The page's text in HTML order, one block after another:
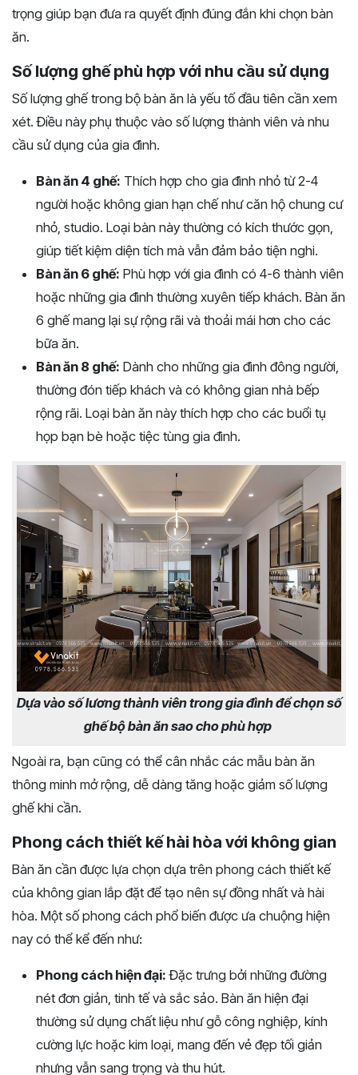
trọng giúp bạn đưa ra quyết định đúng đắn khi chọn bàn
ăn.
Số lượng ghế phù hợp với nhu cầu sử dụng
Số lượng ghế trong bộ bàn ăn là yếu tố đầu tiên cần xem
xét. Điều này phụ thuộc vào số lượng thành viên và nhu
cầu sử dụng của gia đình.
Bàn ăn 4 ghế: Thích hợp cho gia đình nhỏ từ 2-4
người hoặc không gian hạn chế như căn hộ chung cư
nhỏ, studio. Loại bàn này thường có kích thước gọn,
giúp tiết kiệm diện tích mà vẫn đảm bảo tiện nghi.
Bàn ăn 6 ghế: Phù hợp với gia đình có 4-6 thành viên
hoặc những gia đình thường xuyên tiếp khách. Bàn ăn
6 ghế mang lại sự rộng rãi và thoải mái hơn cho các
bữa ăn.
Bàn ăn 8 ghế: Dành cho những gia đình đông người,
thường đón tiếp khách và có không gian nhà bếp
rộng rãi. Loại bàn ăn này thích hợp cho các buổi tụ
họp bạn bè hoặc tiệc tùng gia đình.
Dựa vào số lương thành viên trong gia đình để chọn số
ghế bộ bàn ăn sao cho phù hợp
Ngoài ra, bạn cũng có thể cân nhắc các mẫu bàn ăn
thông minh mở rộng, dễ dàng tăng hoặc giảm số lượng
ghế khi cần.
Phong cách thiết kế hài hòa với không gian
Bàn ăn cần được lựa chọn dựa trên phong cách thiết kế
của không gian lắp đặt để tạo nên sự đồng nhất và hài
hòa. Một số phong cách phổ biến được ưa chuộng hiện
nay có thể kể đến như:
Phong cách hiện đại: Đặc trưng bởi những đường
nét đơn giản, tinh tế và sắc sảo. Bàn ăn hiện đại
thường sử dụng chất liệu như gỗ công nghiệp, kính
cường lực hoặc kim loại, mang đến vẻ đẹp tối giản
nhưng vẫn sang trọng và thu hút.